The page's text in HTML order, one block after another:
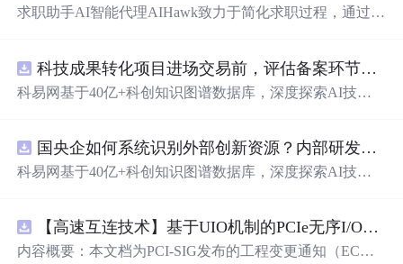
求职助手AI智能代理AIHawk致力于简化求职过程，通过自
科技成果转化项目进场交易前，评估备案环节需要准备哪些材料？.docx
科易网基于40亿+科创知识图谱数据库，深度探索AI技术
新领域的AI+数智化解决方案，推动科技创新与产业创新
智能化发展。
国央企如何系统识别外部创新资源？内部研发体系完善，但对外部高校、中小科技企业技术能力缺乏动态认知。.docx
科易网基于40亿+科创知识图谱数据库，深度探索AI技术
新领域的AI+数智化解决方案，推动科技创新与产业创新
智能化发展。
【高速互连技术】基于UIO机制的PCIe无序I/O扩展：多路径架构下内存请求的高性能传输与排序控制方案设计
内容概要：本文档为PCI-SIG发布的工程变更通知（EC